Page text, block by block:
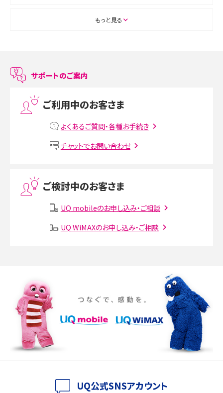
ASMRとは？初心者向けの代表ジャンルや楽しみ方を解説
LINEで友だちを削除する方法は？方法ごとの影響や復活・復元する方法も解説
プリペイドSIMとは？種類やメリット・デメリット、利用までの流れを解説
VPN接続とは？仕組みや必要性、メリット・デメリット、接続方法を解説
Instagram（インスタグラム）でスクショするとバレる？バレるケースや撮り方も解
SMSとは？料金やできること、注意点や届かない時の対処法を解説
iPhone 16eとiPhone SE（第3世代）の違いは？サイズやスペックを比較して解説
iPhone 16eとiPhone 14を徹底比較！スペック・機能の違いをわかりやすく紹介
iPhone 16シリーズのモデルを比較！価格・サイズ・カメラ性能の違いを徹底解説
iPhone 16とiPhone 15の違いは？カメラ・スペック・機能を徹底比較
もっと見る
サポートのご案内
ご利用中のお客さま
よくあるご質問・各種お手続き
チャットでお問い合わせ
ご検討中のお客さま
UQ mobileのお申し込み・ご相談
UQ WiMAXのお申し込み・ご相談
UQ公式SNSアカウント